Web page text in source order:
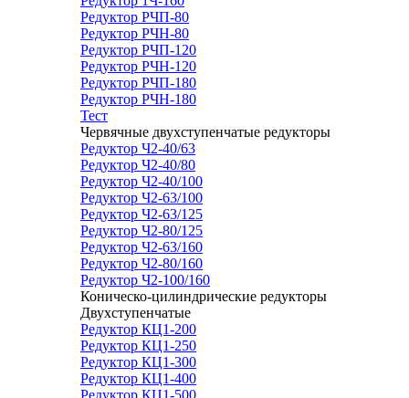
Редуктор РЧП-80
Редуктор РЧН-80
Редуктор РЧП-120
Редуктор РЧН-120
Редуктор РЧП-180
Редуктор РЧН-180
Тест
Червячные двухступенчатые редукторы
Редуктор Ч2-40/63
Редуктор Ч2-40/80
Редуктор Ч2-40/100
Редуктор Ч2-63/100
Редуктор Ч2-63/125
Редуктор Ч2-80/125
Редуктор Ч2-63/160
Редуктор Ч2-80/160
Редуктор Ч2-100/160
Коническо-цилиндрические редукторы
Двухступенчатые
Редуктор КЦ1-200
Редуктор КЦ1-250
Редуктор КЦ1-300
Редуктор КЦ1-400
Редуктор КЦ1-500